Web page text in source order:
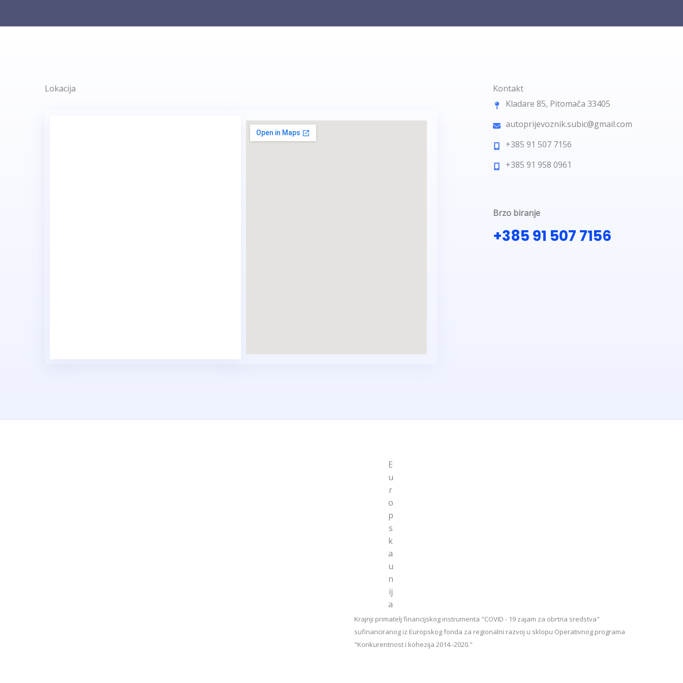
Lokacija
Kontakt
Kladare 85, Pitomača 33405
autoprijevoznik.subic@gmail.com
+385 91 507 7156
+385 91 958 0961
Brzo biranje
+385 91 507 7156
E
u
r
o
p
s
k
a
u
n
ij
a
Krajnji primatelj financijskog instrumenta "COVID - 19 zajam za obrtna sredstva"
sufinanciranog iz Europskog fonda za regionalni razvoj u sklopu Operativnog programa
"Konkurentnost i kohezija 2014.-2020."